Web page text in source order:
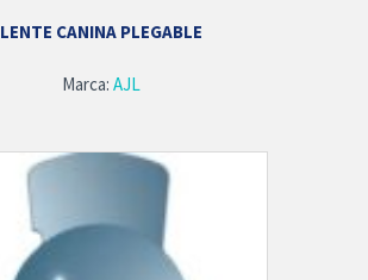
LENTE CANINA PLEGABLE
Marca: AJL